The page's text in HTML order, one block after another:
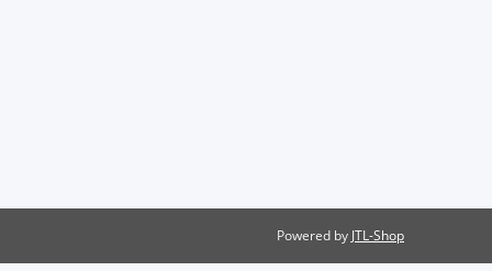
Powered by JTL-Shop